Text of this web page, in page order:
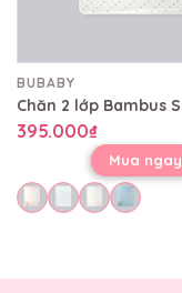
BUBABY
395.000₫
Mua ngay